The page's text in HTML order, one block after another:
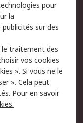
des E-mails
anti-
pour
la
publicités sur des
le traitement des
vos cookies
». Si vous ne le
». Cela peut
Pour en savoir